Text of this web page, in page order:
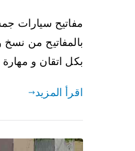
مفاتيح سيارات
بالمفاتيح من نسخ
بكل اتقان و
اقرأ المزيد